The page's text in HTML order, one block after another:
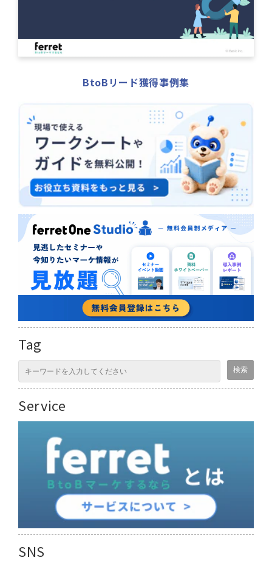
BtoBリード獲得事例集
Tag
Service
SNS